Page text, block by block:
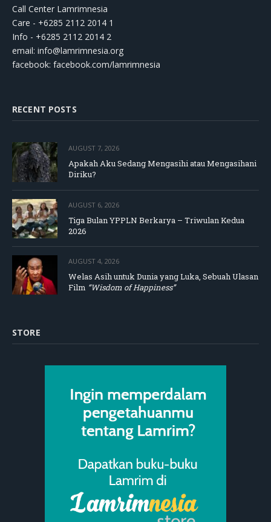
Call Center Lamrimnesia
Care - +6285 2112 2014 1
Info - +6285 2112 2014 2
email: info@lamrimnesia.org
facebook: facebook.com/lamrimnesia
RECENT POSTS
AUGUST 7, 2026
Apakah Aku Sedang Mengasihi atau Mengasihani
Diriku?
AUGUST 6, 2026
Tiga Bulan YPPLN Berkarya – Triwulan Kedua
2026
AUGUST 4, 2026
Welas Asih untuk Dunia yang Luka, Sebuah Ulasan
Film “Wisdom of Happiness”
STORE